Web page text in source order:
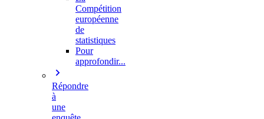
Compétition
européenne
de
statistiques
Pour
approfondir...
Répondre
à
une